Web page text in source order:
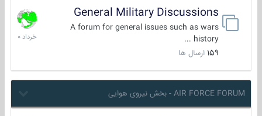
General Military Discussions
A forum for general issues such as wars
history ...
159 ارسال ها
10
خرداد
1400
AIR FORCE FORUM - بخش نیروی هوایی